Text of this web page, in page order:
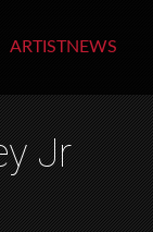
ARTISTNEWS
Jr